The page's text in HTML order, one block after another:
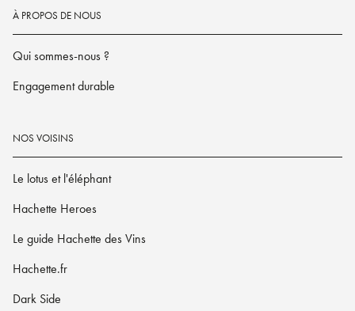
À PROPOS DE NOUS
Qui sommes-nous ?
Engagement durable
NOS VOISINS
Le lotus et l'éléphant
Hachette Heroes
Le guide Hachette des Vins
Hachette.fr
Dark Side